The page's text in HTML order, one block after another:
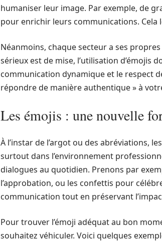
humaniser leur image. Par exemple, de
pour enrichir leurs communications.
Néanmoins, chaque secteur a ses
sérieux est de mise, l’utilisation
communication dynamique et le respect
répondre de manière authentique » à
Les émojis : une nouvelle
À l’instar de l’argot ou des abréviations,
surtout dans l’environnement
dialogues au quotidien. Prenons par
l’approbation, ou les confettis pour
communication tout en préservant
Pour trouver l’émoji adéquat au bon
souhaitez véhiculer. Voici quelques